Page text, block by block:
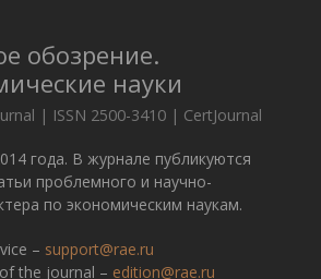
обозрение.
науки
| ISSN 2500-3410 | CertJournal
года. В журнале публикуются
проблемного и научно-
по экономическим наукам.
– support@rae.ru
the journal – edition@rae.ru